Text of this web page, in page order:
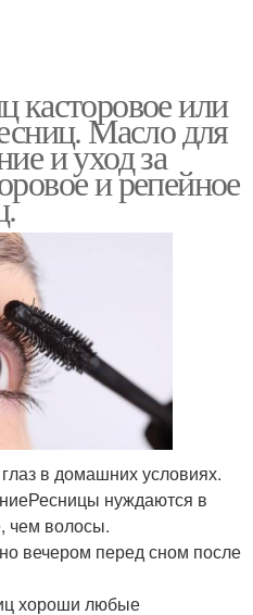
касторовое или
Масло для
и уход за
и репейное
в домашних условиях.
нуждаются в
чем волосы.
вечером перед сном после
хороши любые